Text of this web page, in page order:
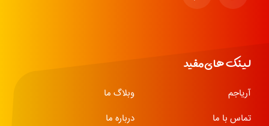
لینک های مفید
آریاجم
وبلاگ ما
تماس با ما
درباره ما